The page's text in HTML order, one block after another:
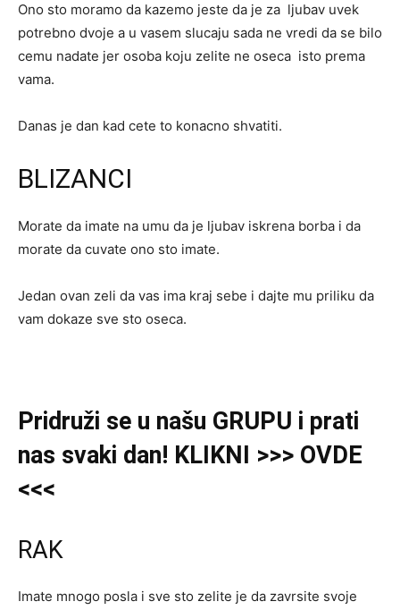
Ono sto moramo da kazemo jeste da je za ljubav uvek
potrebno dvoje a u vasem slucaju sada ne vredi da se bilo
cemu nadate jer osoba koju zelite ne oseca isto prema
vama.
Danas je dan kad cete to konacno shvatiti.
BLIZANCI
Morate da imate na umu da je ljubav iskrena borba i da
morate da cuvate ono sto imate.
Jedan ovan zeli da vas ima kraj sebe i dajte mu priliku da
vam dokaze sve sto oseca.
Pridruži se u našu GRUPU i prati
nas svaki dan! KLIKNI >>> OVDE
<<<
RAK
Imate mnogo posla i sve sto zelite je da zavrsite svoje